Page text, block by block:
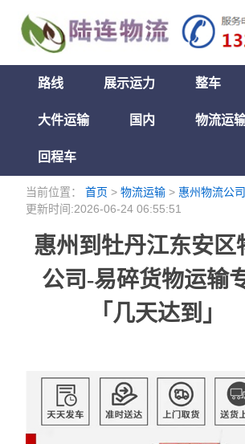
路线 展示运力 整车
大件运输 国内 物流运
回程车
当前位置：首页 >物流运输 > 惠州物流公司
更新时间:2026-06-24 06:55:51
惠州到牡丹江东安区
公司-易碎货物运输
「几天达到」